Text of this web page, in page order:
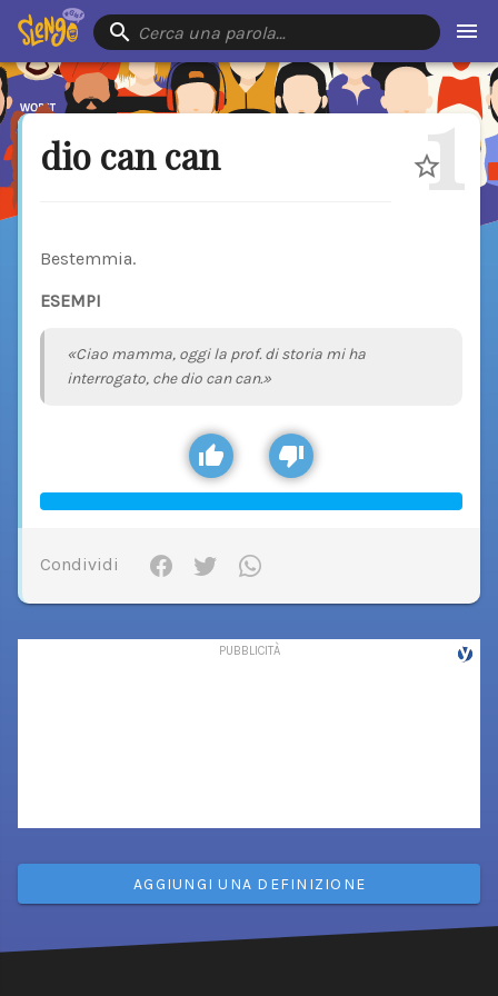
Cerca una parola…
dio can can 1
Bestemmia.
ESEMPI
«Ciao mamma, oggi la prof. di storia mi ha
interrogato, che dio can can.»
Condividi
AGGIUNGI UNA DEFINIZIONE